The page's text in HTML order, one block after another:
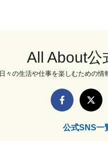
All About公
日々の生活や仕事を楽しむための情
公式SNS一